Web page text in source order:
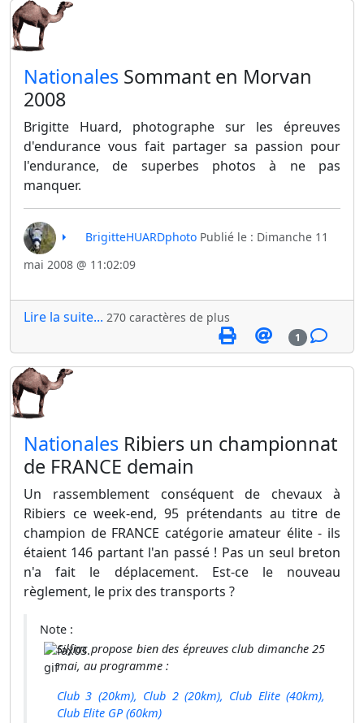
​Nationales Sommant en Morvan
2008
Brigitte Huard, photographe sur les épreuves
d'endurance vous fait partager sa passion pour
l'endurance, de superbes photos à ne pas
manquer.
BrigitteHUARDphotoPublié le : Dimanche 11
mai 2008 @ 11:02:09
Lire la suite... 270 caractères de plus
1
​Nationales Ribiers un championnat
de FRANCE demain
Un rassemblement conséquent de chevaux à
Ribiers ce week-end, 95 prétendants au titre de
champion de FRANCE catégorie amateur élite - ils
étaient 146 partant l'an passé ! Pas un seul breton
n'a fait le déplacement. Est-ce le nouveau
règlement, le prix des transports ?
Note :
Silfiac propose bien des épreuves club dimanche 25
mai, au programme :
Club 3 (20km), Club 2 (20km), Club Elite (40km),
Club Elite GP (60km)